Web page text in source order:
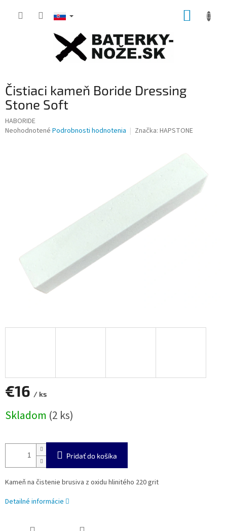
Čistiaci kameň Boride Dressing
Stone Soft
HABORIDE
Priemerné
Neohodnotené Podrobnosti hodnotenia Značka: HAPSTONE
€16 / ks
cena:
Skladom (2 ks)
Pridať do košíka
Kameň na čistenie brusiva z oxidu hlinitého 220 grit
Detailné informácie